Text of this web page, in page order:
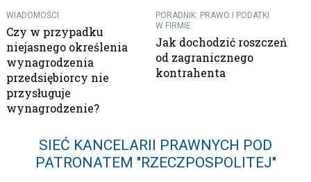
WIADOMOŚCI
Czy w przypadku
niejasnego określenia
wynagrodzenia
przedsiębiorcy nie
przysługuje
wynagrodzenie?
PORADNIK: PRAWO I PODATKI
W FIRMIE
Jak dochodzić roszczeń
od zagranicznego
kontrahenta
SIEĆ KANCELARII PRAWNYCH POD
PATRONATEM "RZECZPOSPOLITEJ"